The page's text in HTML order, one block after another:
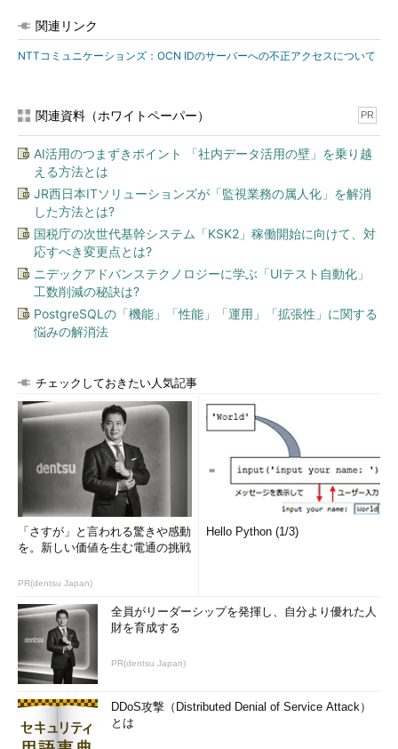
関連リンク
NTTコミュニケーションズ：OCN IDのサーバーへの不正アクセスについて
関連資料（ホワイトペーパー） PR
AI活用のつまずきポイント 「社内データ活用の壁」を乗り越
える方法とは
JR西日本ITソリューションズが「監視業務の属人化」を解消
した方法とは?
国税庁の次世代基幹システム「KSK2」稼働開始に向けて、対
応すべき変更点とは?
ニデックアドバンステクノロジーに学ぶ「UIテスト自動化」
工数削減の秘訣は?
PostgreSQLの「機能」「性能」「運用」「拡張性」に関する
悩みの解消法
チェックしておきたい人気記事
「さすが」と言われる驚きや感動
を。新しい価値を生む電通の挑戦
PR(dentsu Japan)
Hello Python (1/3)
全員がリーダーシップを発揮し、自分より優れた人
財を育成する
PR(dentsu Japan)
DDoS攻撃（Distributed Denial of Service Attack）
とは